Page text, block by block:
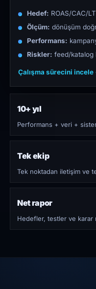
Hedef: ROAS/CAC/
Ölçüm: dönüşüm
Performans:
Riskler: feed/katalog
Çalışma sürecini
10+ yıl
Performans + veri +
Tek ekip
Tek noktadan iletişim ve
Net rapor
Hedefler, testler ve karar